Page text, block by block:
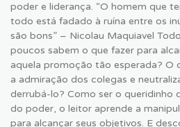
poder e liderança. “O homem que
todo está fadado à ruína entre os
são bons” – Nicolau Maquiavel
poucos sabem o que fazer para
aquela promoção tão esperada? O
a admiração dos colegas e
derrubá-lo? Como ser o queridinho
do poder, o leitor aprende a
para alcançar seus objetivos. E